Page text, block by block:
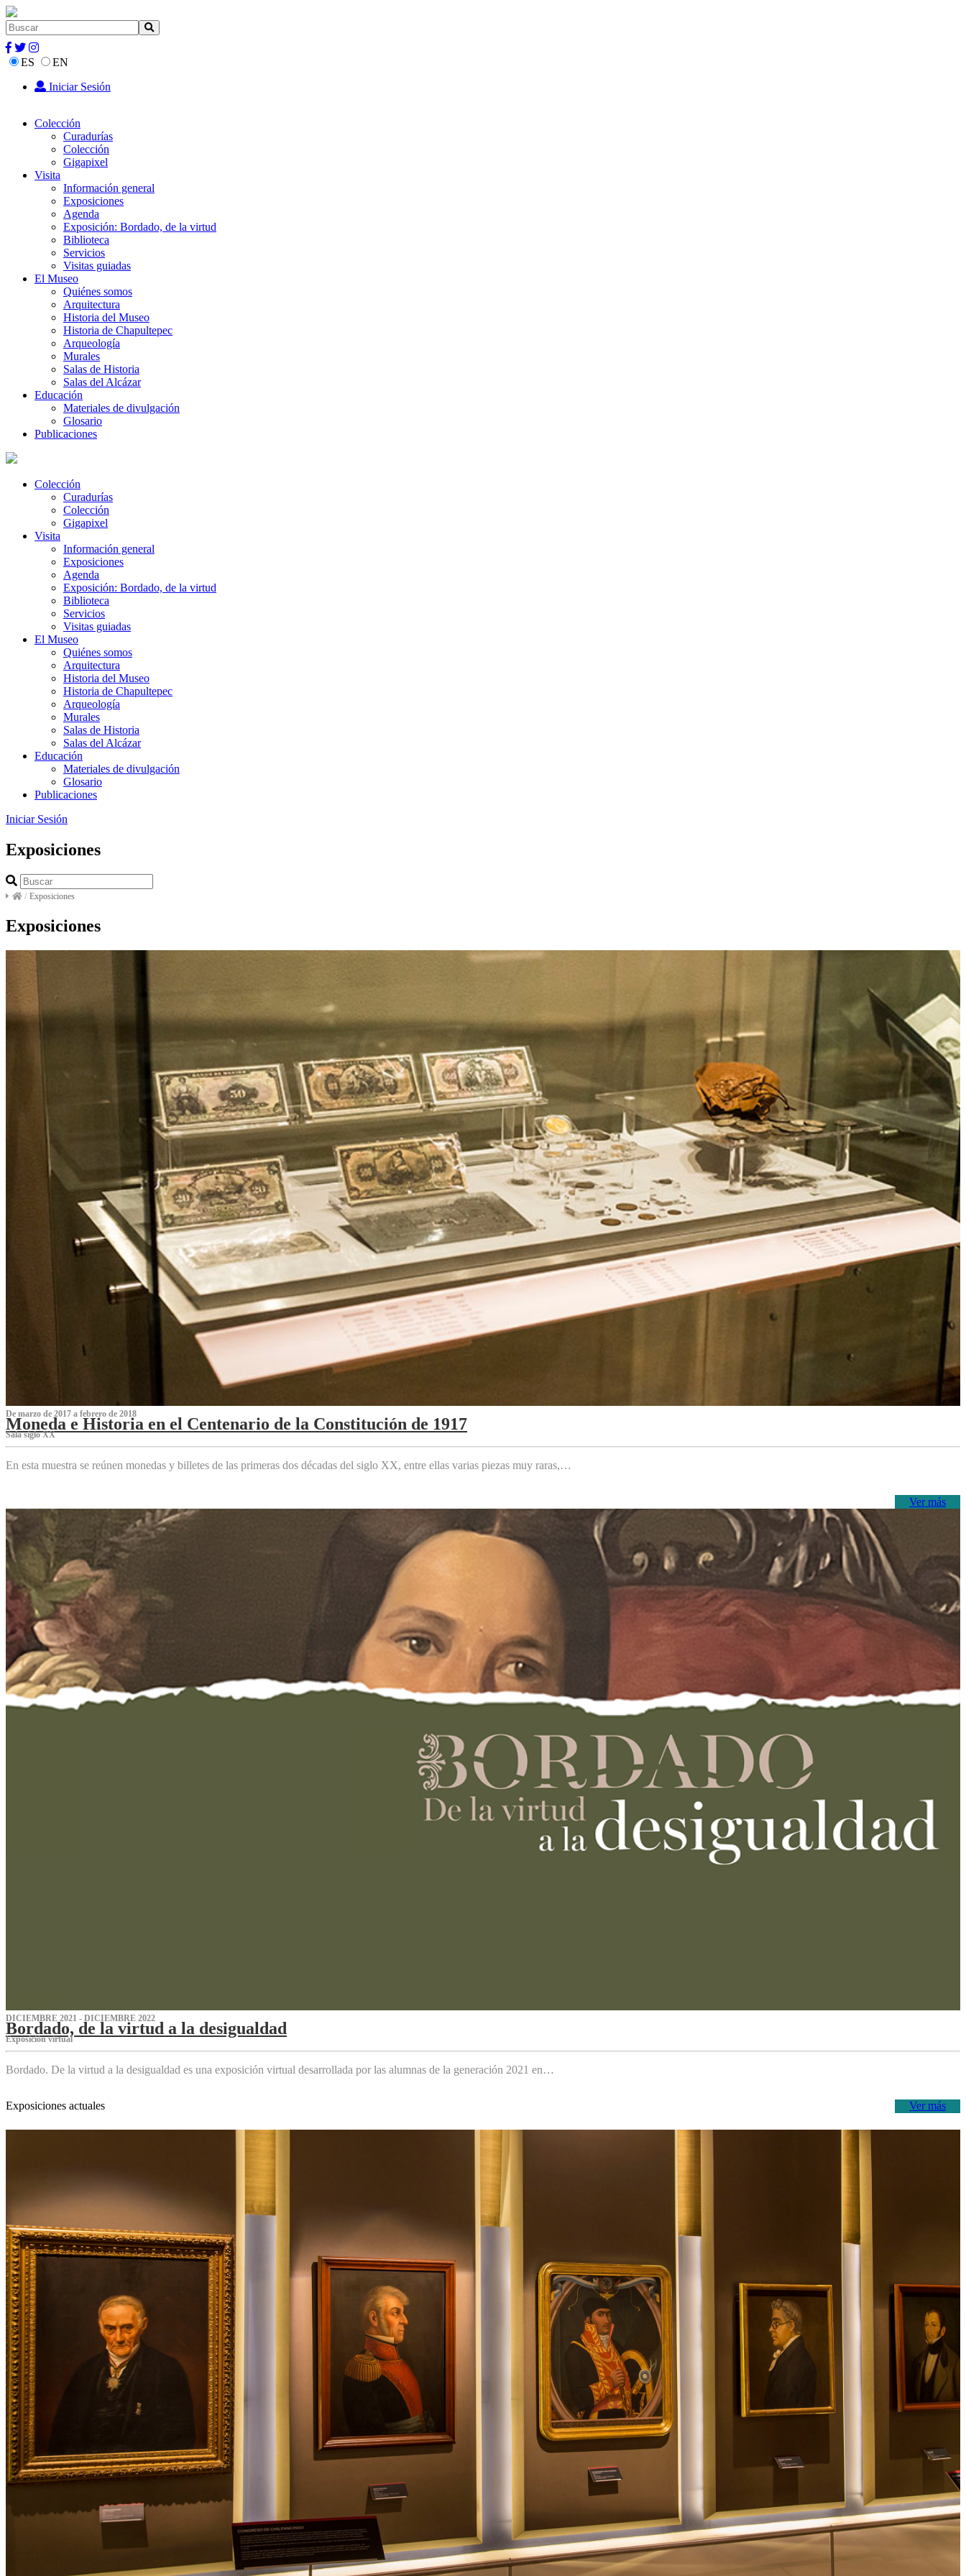
ES
EN
Iniciar Sesión
Colección
Curadurías
Colección
Gigapixel
Visita
Información general
Exposiciones
Agenda
Exposición: Bordado, de la virtud
Biblioteca
Servicios
Visitas guiadas
El Museo
Quiénes somos
Arquitectura
Historia del Museo
Historia de Chapultepec
Arqueología
Murales
Salas de Historia
Salas del Alcázar
Educación
Materiales de divulgación
Glosario
Publicaciones
Colección
Curadurías
Colección
Gigapixel
Visita
Información general
Exposiciones
Agenda
Exposición: Bordado, de la virtud
Biblioteca
Servicios
Visitas guiadas
El Museo
Quiénes somos
Arquitectura
Historia del Museo
Historia de Chapultepec
Arqueología
Murales
Salas de Historia
Salas del Alcázar
Educación
Materiales de divulgación
Glosario
Publicaciones
Iniciar Sesión
Exposiciones
/ Exposiciones
Exposiciones
De marzo de 2017 a febrero de 2018
Moneda e Historia en el Centenario de la Constitución de 1917
Sala siglo XX
En esta muestra se reúnen monedas y billetes de las primeras dos décadas del siglo XX, entre ellas varias piezas muy raras,…
Ver más
DICIEMBRE 2021 - DICIEMBRE 2022
Bordado, de la virtud a la desigualdad
Exposición virtual‌
Bordado. De la virtud a la desigualdad es una exposición virtual desarrollada por las alumnas de la generación 2021 en…
Ver más
Exposiciones actuales